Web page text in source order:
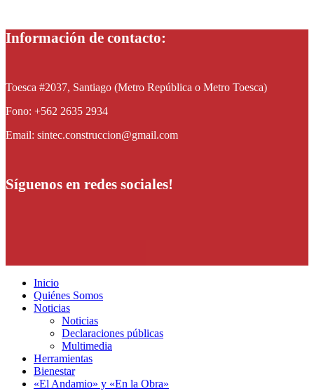
Información de contacto:
Toesca #2037, Santiago (Metro República o Metro Toesca)
Fono: +562 2635 2934
Email: sintec.construccion@gmail.com
Síguenos en redes sociales!
Inicio
Quiénes Somos
Noticias
Noticias
Declaraciones públicas
Multimedia
Herramientas
Bienestar
«El Andamio» y «En la Obra»